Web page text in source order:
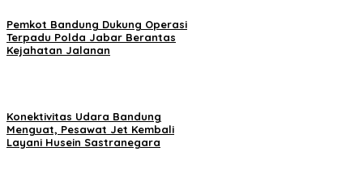
Pemkot Bandung Dukung Operasi
Terpadu Polda Jabar Berantas
Kejahatan Jalanan
Konektivitas Udara Bandung
Menguat, Pesawat Jet Kembali
Layani Husein Sastranegara